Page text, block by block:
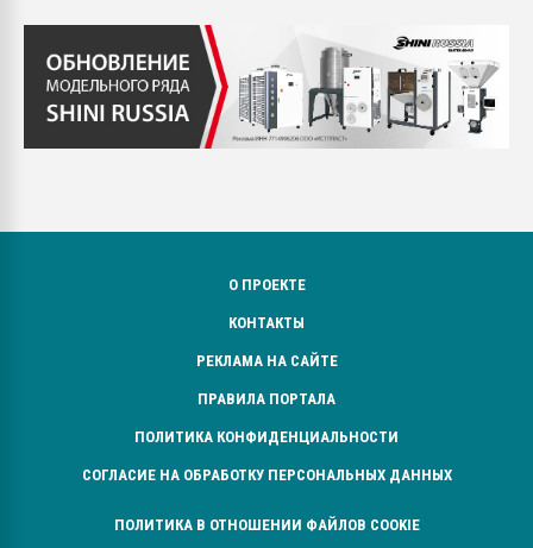
О ПРОЕКТЕ
КОНТАКТЫ
РЕКЛАМА НА САЙТЕ
ПРАВИЛА ПОРТАЛА
ПОЛИТИКА КОНФИДЕНЦИАЛЬНОСТИ
СОГЛАСИЕ НА ОБРАБОТКУ ПЕРСОНАЛЬНЫХ ДАННЫХ
ПОЛИТИКА В ОТНОШЕНИИ ФАЙЛОВ COOKIE